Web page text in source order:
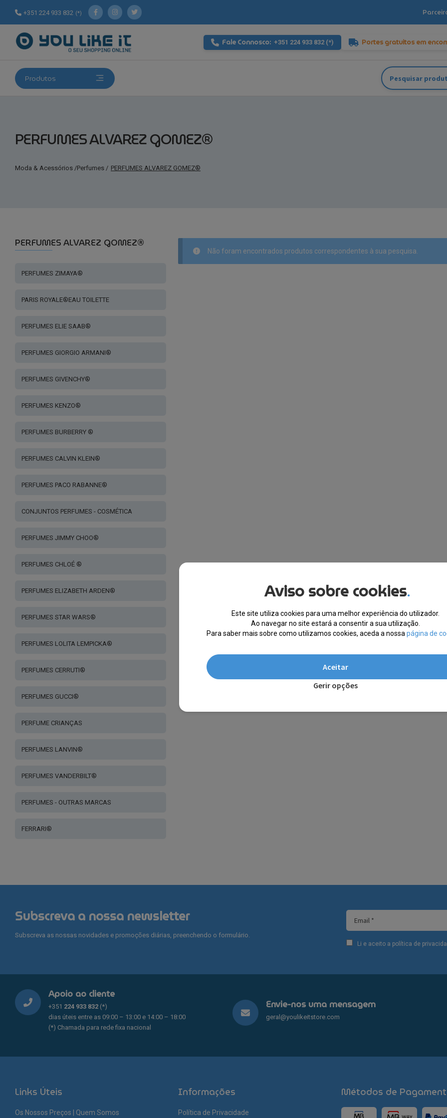
+351 224 933 832 (*)
Fale Connosco: +351 224 933 832 (*) Portes gratuitos em
Produtos
Pesquisar
por:
PERFUMES ALVAREZ GOMEZ®
Moda & Acessórios /Perfumes / PERFUMES ALVAREZ GOMEZ®
Não foram encontrados produtos correspondentes à sua pesquisa.
PERFUMES ALVAREZ GOMEZ®
PERFUMES ZIMAYA®
PARIS ROYALE®EAU TOILETTE
PERFUMES ELIE SAAB®
PERFUMES GIORGIO ARMANI®
PERFUMES GIVENCHY®
PERFUMES KENZO®
PERFUMES BURBERRY ®
PERFUMES CALVIN KLEIN®
PERFUMES PACO RABANNE®
CONJUNTOS PERFUMES - COSMÉTICA
PERFUMES JIMMY CHOO®
PERFUMES CHLOÉ ®
PERFUMES ELIZABETH ARDEN®
PERFUMES STAR WARS®
PERFUMES LOLITA LEMPICKA®
PERFUMES CERRUTI®
PERFUMES GUCCI®
PERFUME CRIANÇAS
PERFUMES LANVIN®
PERFUMES VANDERBILT®
PERFUMES - OUTRAS MARCAS
FERRARI®
Aviso sobre cookies.
Este site utiliza cookies para uma melhor experiência do utilizador.
Ao navegar no site estará a consentir a sua utilização.
Para saber mais sobre como utilizamos cookies, aceda a nossa página de
Aceitar
Gerir opções
Subscreva a nossa newsletter
Subscreva as nossas novidades e promoções diárias, preenchendo o formulário.
Li e aceito a política de
Apoio ao cliente
+351 224 933 832 (*)
dias úteis entre as 09:00 – 13:00 e 14:00 – 18:00
(*) Chamada para rede fixa nacional
Envie-nos uma mensagem
geral@youlikeitstore.com
Links Úteis
Os Nossos Preços | Quem Somos
Informações
Política de Privacidade
Métodos de